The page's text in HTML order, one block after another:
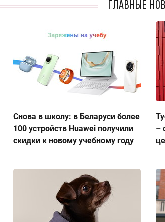
Главные
Снова в школу: в Беларуси более
100 устройств Huawei получили
скидки к новому учебному году
–